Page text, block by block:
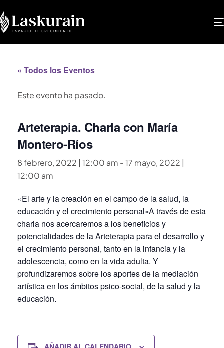
« Todos los Eventos
Este evento ha pasado.
Arteterapia. Charla con María
Montero-Ríos
8 febrero, 2022 | 12:00 am -17 mayo, 2022 |
12:00 am
«El arte y la creación en el campo de la salud, la
educación y el crecimiento personal»A través de esta
charla nos acercaremos a los beneficios y
potencialidades de la Arteterapia para el desarrollo y
el crecimiento personal, tanto en la infancia y la
adolescencia, como en la vida adulta. Y
profundizaremos sobre los aportes de la mediación
artística en los ámbitos psico-social, de la salud y la
educación.